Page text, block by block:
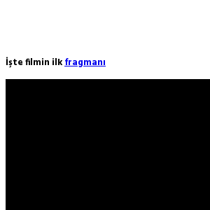
İşte filmin ilkfragmanı